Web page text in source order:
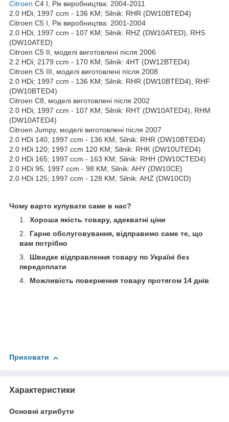
Citroen C4 I, Рік виробництва: 2004-2011
2.0 HDi; 1997 ccm - 136 KM; Silnik: RHR (DW10BTED4)
Citroen C5 I, Рік виробництва: 2001-2004
2.0 HDi; 1997 ccm - 107 KM; Silnik: RHZ (DW10ATED), RHS
(DW10ATED)
Citroen C5 II, моделі виготовлені після 2006
2.2 HDi; 2179 ccm - 170 KM; Silnik: 4HT (DW12BTED4)
Citroen C5 III, моделі виготовлені після 2008
2.0 HDi; 1997 ccm - 136 KM; Silnik: RHR (DW10BTED4), RHF
(DW10BTED4)
Citroen C8, моделі виготовлені після 2002
2.0 HDi; 1997 ccm - 107 KM; Silnik: RHT (DW10ATED4), RHM
(DW10ATED4)
Citroen Jumpy, моделі виготовлені після 2007
2.0 HDi 140; 1997 ccm - 136 KM; Silnik: RHR (DW10BTED4)
2.0 HDi 120; 1997 ccm 120 KM; Silnik: RHK (DW10UTED4)
2.0 HDi 165; 1997 ccm - 163 KM; Silnik: RHH (DW10CTED4)
2.0 HDi 95; 1997 ccm - 98 KM; Silnik: AHY (DW10CE)
2.0 HDi 125; 1997 ccm - 128 KM; Silnik: AHZ (DW10CD)
Чому варто купувати саме в нас?
Хороша якість товару, адекватні ціни
Гарне обслуговування, відправимо саме те, що
вам потрібно
Швидке відправлення товару по Україні без
передоплати
Можливість повернення товару протягом 14 днів
Приховати
Характеристики
Основні атрибути